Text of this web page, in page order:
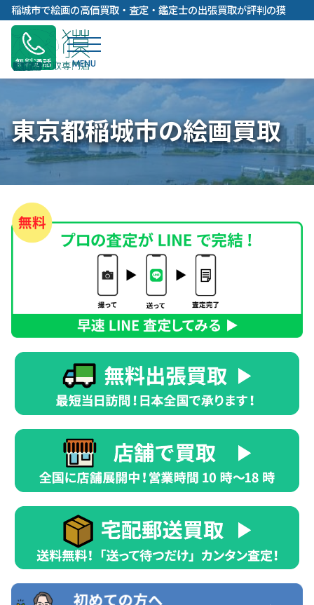
内
容
キ
ッ
稲城市で絵画の高価買取・査定・鑑定士の出張買取が評判の獏
無料通話
東京都稲城市の絵画買取